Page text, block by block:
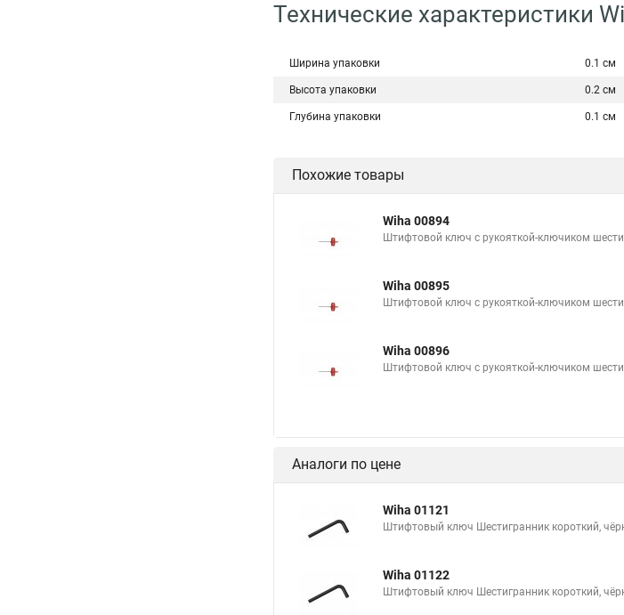
Технические характеристики
Ширина упаковки 0.1 см
Высота упаковки 0.2 см
Глубина упаковки 0.1 см
Похожие товары
Wiha 00894
Штифтовой ключ с рукояткой-ключиком
Wiha 00895
Штифтовой ключ с рукояткой-ключиком
Wiha 00896
Штифтовой ключ с рукояткой-ключиком
Аналоги по цене
Wiha 01121
Штифтовый ключ Шестигранник короткий,
Wiha 01122
Штифтовый ключ Шестигранник короткий,